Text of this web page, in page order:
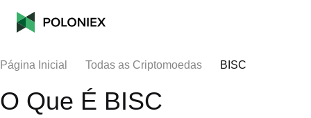
Página Inicial Todas as Criptomoedas BISC
O Que É BISC